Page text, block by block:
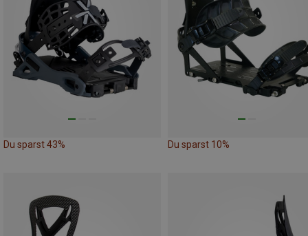
Du sparst 43% Du sparst 10%